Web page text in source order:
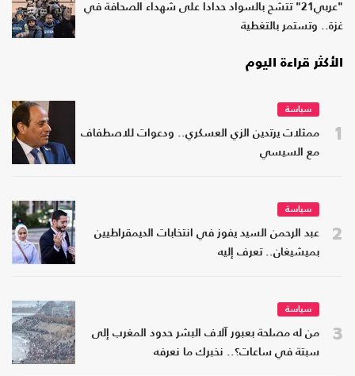
"عربي21" تتشح بالسواد حدادا على شهداء الصحافة في
غزة.. وتستمر بالتغطية
الأكثر قراءة اليوم
1
سياسة
ممثلات يرتدين الزي العسكري.. ودعوات للاصطفاف
مع السيسي
2
سياسة
عبد الرحمن السيد يفوز في انتخابات الديمقراطيين
بميشيغان.. تعرف إليه
3
سياسة
من له مصلحة بعبور آلاف البشر حدود المغرب إلى
سبتة في ساعات؟.. نخبرك ما نعرفه